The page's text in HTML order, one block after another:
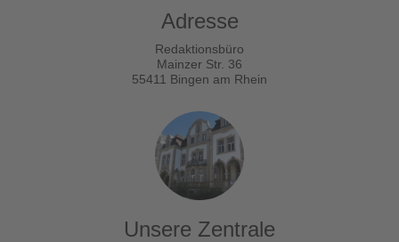
Adresse
Redaktionsbüro
Mainzer Str. 36
55411 Bingen am Rhein
Unsere Zentrale